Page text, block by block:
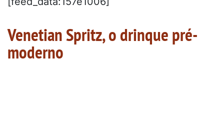
Venetian Spritz, o drinque pré-
moderno